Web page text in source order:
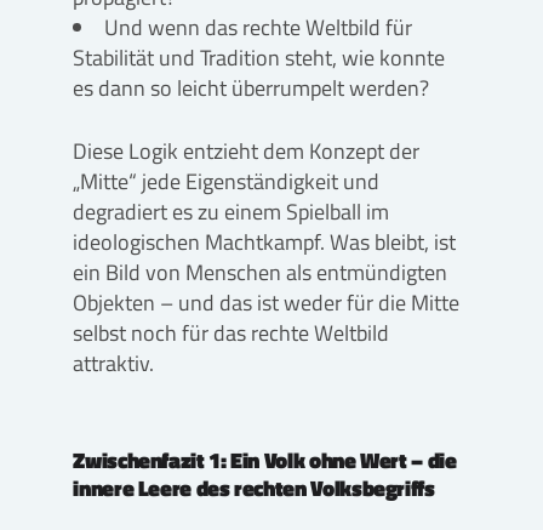
Und wenn das rechte Weltbild für
Stabilität und Tradition steht, wie konnte
es dann so leicht überrumpelt werden?
Diese Logik entzieht dem Konzept der
„Mitte“ jede Eigenständigkeit und
degradiert es zu einem Spielball im
ideologischen Machtkampf. Was bleibt, ist
ein Bild von Menschen als entmündigten
Objekten – und das ist weder für die Mitte
selbst noch für das rechte Weltbild
attraktiv.
Zwischenfazit 1: Ein Volk ohne Wert – die
innere Leere des rechten Volksbegriffs